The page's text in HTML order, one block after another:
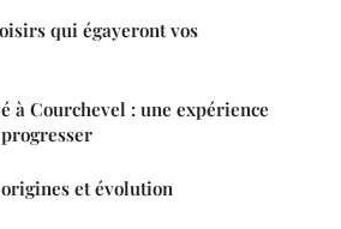
qui égayeront vos
à Courchevel : une expérience
et évolution